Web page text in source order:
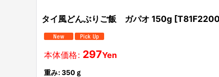
タイ風どんぶりご飯 ガパオ 150g [
本体価格: 297Yen
重み:350ｇ